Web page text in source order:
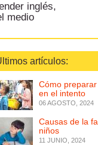
inglés,
medio
artículos:
Cómo
en el intento
06 AGOSTO, 2024
Causas de la
niños
11 JUNIO, 2024